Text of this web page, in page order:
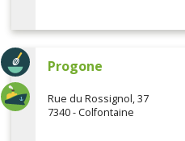
Progone
Rue du Rossignol, 37
7340 - Colfontaine